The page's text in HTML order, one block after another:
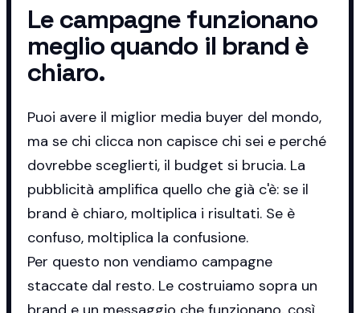
Le campagne funzionano
meglio quando il brand è
chiaro.
Puoi avere il miglior media buyer del mondo,
ma se chi clicca non capisce chi sei e perché
dovrebbe sceglierti, il budget si brucia. La
pubblicità amplifica quello che già c'è: se il
brand è chiaro, moltiplica i risultati. Se è
confuso, moltiplica la confusione.
Per questo non vendiamo campagne
staccate dal resto. Le costruiamo sopra un